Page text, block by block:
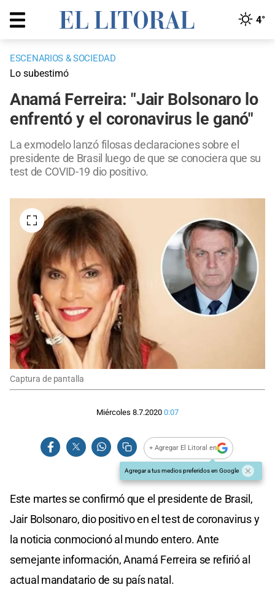
4°
ESCENARIOS & SOCIEDAD
Lo subestimó
Anamá Ferreira: "Jair Bolsonaro lo
enfrentó y el coronavirus le ganó"
La exmodelo lanzó filosas declaraciones sobre el
presidente de Brasil luego de que se conociera que su
test de COVID-19 dio positivo.
Captura de pantalla
Miércoles 8.7.2020 0:07
+ Agregar El Litoral en
Agregar a tus medios preferidos en Google
Este martes se confirmó que el presidente de Brasil,
Jair Bolsonaro, dio positivo en el test de coronavirus y
la noticia conmocionó al mundo entero. Ante
semejante información, Anamá Ferreira se refirió al
actual mandatario de su país natal.